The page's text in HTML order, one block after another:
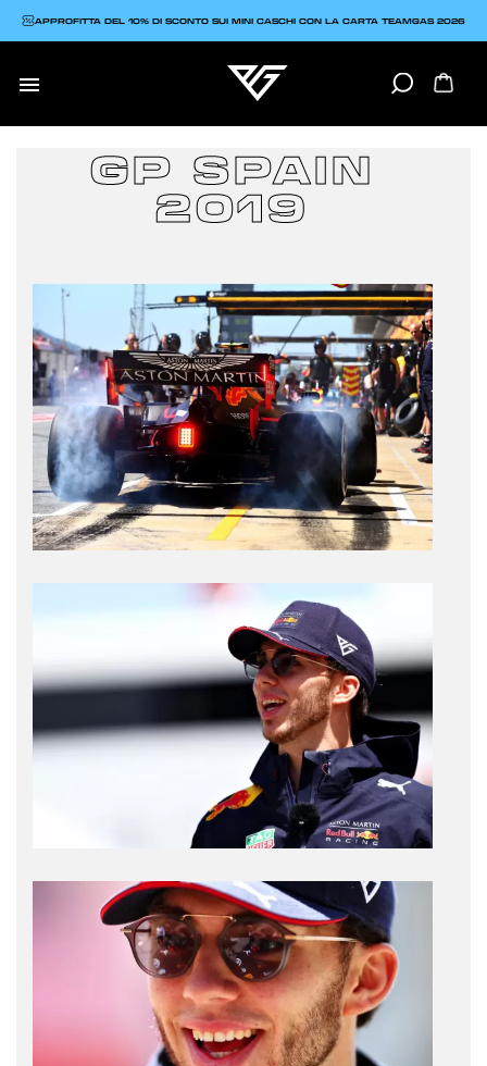

APPROFITTA DEL 10% DI SCONTO SUI MINI CASCHI CON LA CARTA TEAMGAS 2026
GP SPAIN
2019